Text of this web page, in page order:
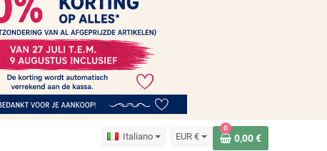
Italiano EUR €
0
0,00 €